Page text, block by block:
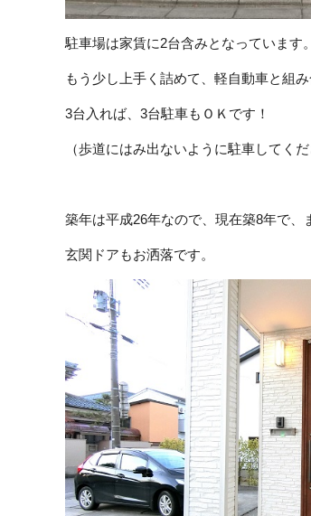
駐車場は家賃に2台含みとなっています。
もう少し上手く詰めて、軽自動車と組
3台入れば、3台駐車もＯＫです！
（歩道にはみ出ないように駐車してくだ
築年は平成26年なので、現在築8年で、
玄関ドアもお洒落です。